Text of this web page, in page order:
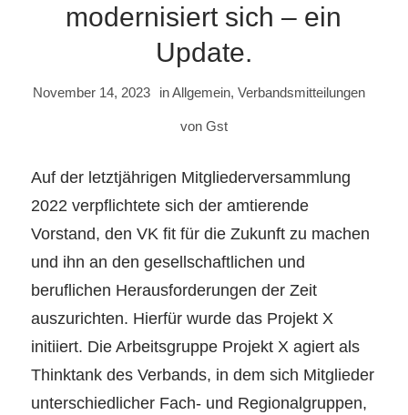
modernisiert sich – ein
Update.
November 14, 2023 inAllgemein,Verbandsmitteilungen
von Gst
Auf der letztjährigen Mitgliederversammlung
2022 verpflichtete sich der amtierende
Vorstand, den VK fit für die Zukunft zu machen
und ihn an den gesellschaftlichen und
beruflichen Herausforderungen der Zeit
auszurichten. Hierfür wurde das Projekt X
initiiert. Die Arbeitsgruppe Projekt X agiert als
Thinktank des Verbands, in dem sich Mitglieder
unterschiedlicher Fach- und Regionalgruppen,